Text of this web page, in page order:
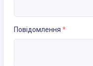
Повідомлення *